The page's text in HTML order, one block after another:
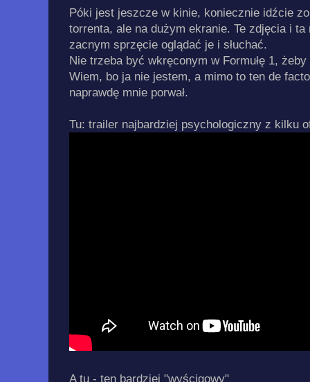
Póki jest jeszcze w kinie, koniecznie idźcie
torrenta, ale na dużym ekranie. Te zdjęcia i ta
zacnym sprzęcie oglądać je i słuchać.
Nie trzeba być wkręconym w Formułę 1,
Wiem, bo ja nie jestem, a mimo to ten de
naprawdę mnie porwał.
Tu: trailer najbardziej psychologiczny z kilku
A tu - ten bardziej "wyścigowy"